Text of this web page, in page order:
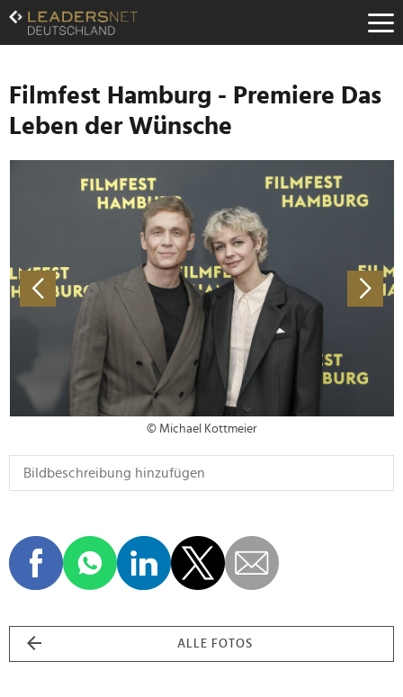
Zum
Inhalt
Zur
Navigation
Zur
Hauptnavigation
Filmfest Hamburg - Premiere Das
Leben der Wünsche
© Michael Kottmeier
ALLE FOTOS